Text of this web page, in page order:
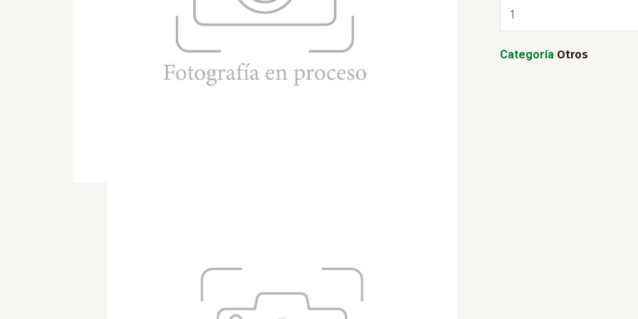
(Emb-
cantidad
Categoría Otros